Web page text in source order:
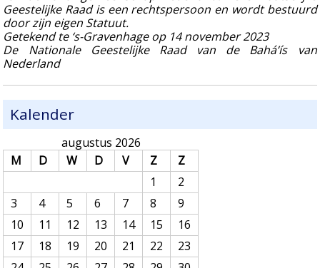
Geestelijke Raad is een rechtspersoon en wordt bestuurd
door zijn eigen Statuut.
Getekend te ‘s-Gravenhage op 14 november 2023
De Nationale Geestelijke Raad van de Bahá’ís van
Nederland
Kalender
augustus 2026
M
D W D V Z
Z
1
2
3
4 5 6 7 8
9
10
11 12 13 14 15
16
17
18 19 20 21 22
23